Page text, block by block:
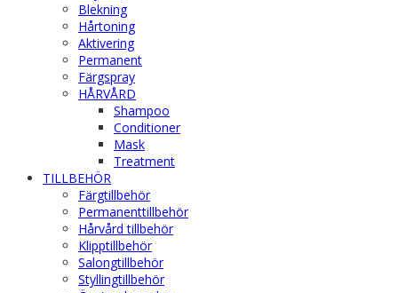
Blekning
Hårtoning
Aktivering
Permanent
Färgspray
HÅRVÅRD
Shampoo
Conditioner
Mask
Treatment
TILLBEHÖR
Färgtillbehör
Permanenttillbehör
Hårvård tillbehör
Klipptillbehör
Salongtillbehör
Styllingtillbehör